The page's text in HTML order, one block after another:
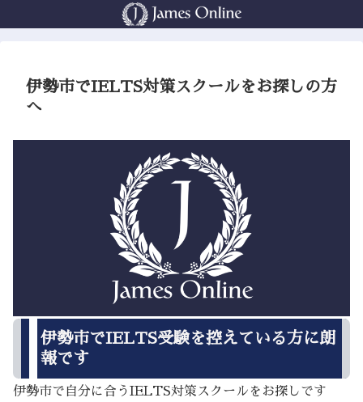
伊勢市でIELTS対策スクールをお探しの方
へ
伊勢市でIELTS受験を控えている方に朗
報です
伊勢市で自分に合うIELTS対策スクールをお探しです